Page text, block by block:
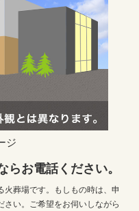
らお電話ください。
火葬場です。もしもの時は、申
い。ご希望をお伺いしながら
ジ